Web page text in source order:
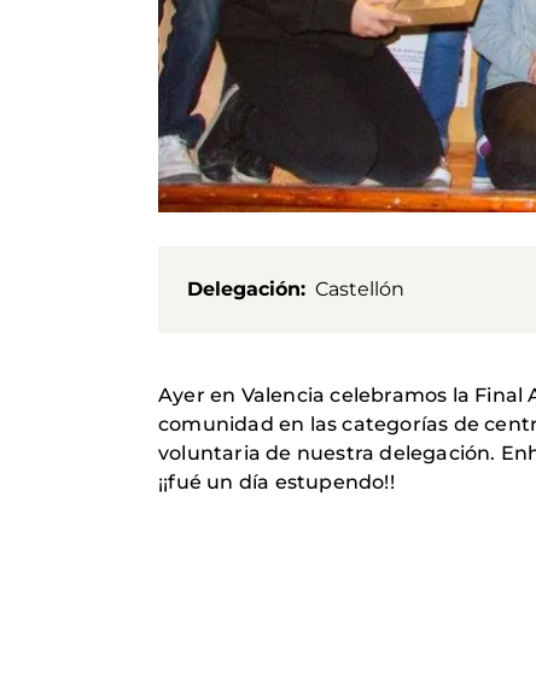
Delegación Castellón
Ayer en Valencia celebramos la
comunidad en las categorías de
voluntaria de nuestra delegación.
¡¡fué un día estupendo!!